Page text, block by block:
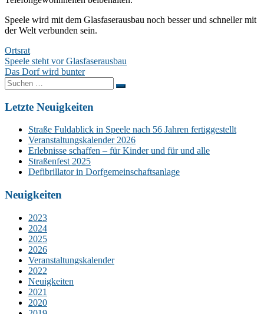
Speele wird mit dem Glasfaserausbau noch besser und schneller mit
der Welt verbunden sein.
Ortsrat
Beitragsnavigation
Speele steht vor Glasfaserausbau
Das Dorf wird bunter
Suchen
nach:
Letzte Neuigkeiten
Straße Fuldablick in Speele nach 56 Jahren fertiggestellt
Veranstaltungskalender 2026
Erlebnisse schaffen – für Kinder und für und alle
Straßenfest 2025
Defibrillator in Dorfgemeinschaftsanlage
Neuigkeiten
2023
2024
2025
2026
Veranstaltungskalender
2022
Neuigkeiten
2021
2020